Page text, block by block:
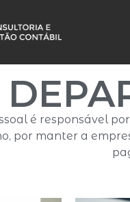
é responsável
por manter a